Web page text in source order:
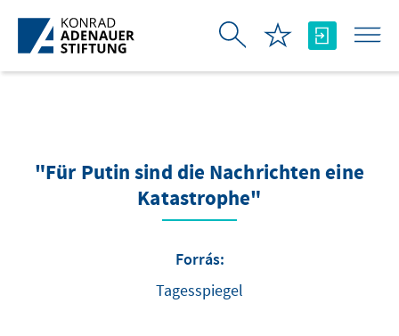
Ugrás a fő tartalomhoz
"Für Putin sind die Nachrichten eine
Katastrophe"
Forrás:
Tagesspiegel